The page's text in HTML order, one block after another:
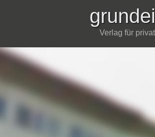
Verlag für